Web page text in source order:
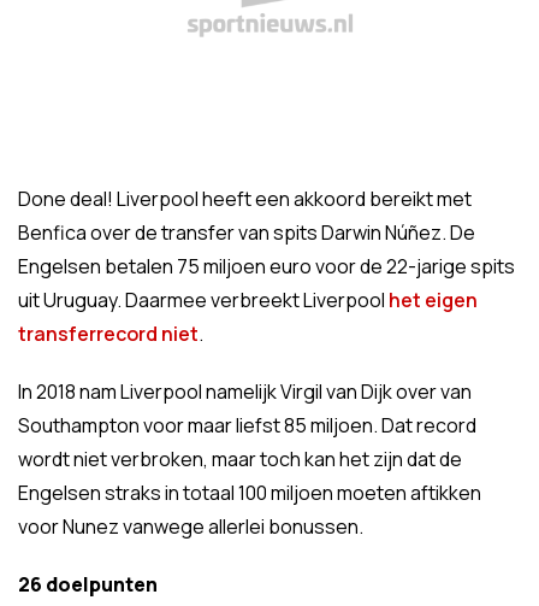
Done deal! Liverpool heeft een akkoord bereikt met
Benfica over de transfer van spits Darwin Núñez. De
Engelsen betalen 75 miljoen euro voor de 22-jarige spits
uit Uruguay. Daarmee verbreekt Liverpool het eigen
transferrecord niet.
In 2018 nam Liverpool namelijk Virgil van Dijk over van
Southampton voor maar liefst 85 miljoen. Dat record
wordt niet verbroken, maar toch kan het zijn dat de
Engelsen straks in totaal 100 miljoen moeten aftikken
voor Nunez vanwege allerlei bonussen.
26 doelpunten